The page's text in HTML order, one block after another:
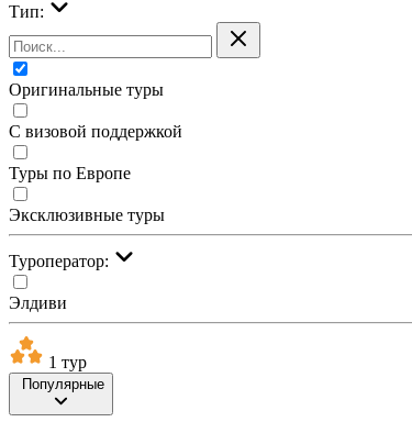
Тип:
Оригинальные туры
С визовой поддержкой
Туры по Европе
Эксклюзивные туры
Туроператор:
Элдиви
1 тур
Популярные